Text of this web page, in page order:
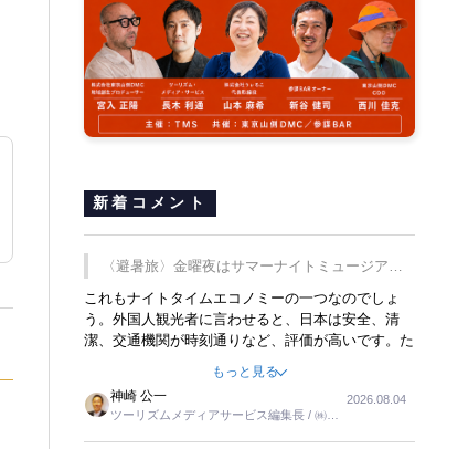
新着コメント
〈避暑旅〉金曜夜はサマーナイトミュージア
ム、都立6施設で
これもナイトタイムエコノミーの一つなのでしょ
う。外国人観光者に言わせると、日本は安全、清
潔、交通機関が時刻通りなど、評価が高いです。た
す。そのような意味で、金曜夜にこのようなイベン
トが行われれば、日本人に限らず外国人にとっても
楽しみが増えるでしょうね。
もっと見る
神崎 公一
ツーリズムメディアサービス編集長 / ㈱ツ
2026.08.04